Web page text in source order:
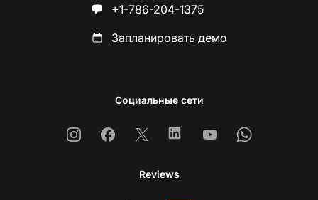
+1-786-204-1375
Запланировать демо
Социальные сети
InstagramFacebook
X LinkedinYoutubeWhatsapp
Reviews